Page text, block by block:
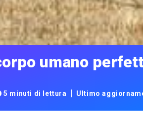
umano
5 minuti di lettura | Ultimo